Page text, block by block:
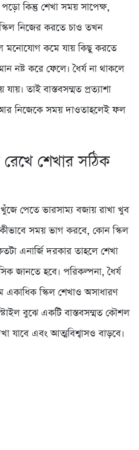
কিন্তু শেখা সময় সাপেক্ষ,
নিজের করতে চাও তখন
মনোযোগ কমে যায় কিছু করতে
নষ্ট করে ফেলে। ধৈর্য না থাকলে
তাই বাস্তবসম্মত প্রত্যাশা
নিজেকে সময় দাওতাহলেই ফল
শেখার সঠিক
পেতে ভারসাম্য বজায় রাখা খুব
সময় ভাগ করবে, কোন স্কিল
এনার্জি দরকার তাহলে শেখা
হবে। পরিকল্পনা, ধৈর্য
স্কিল শেখাও অসাধারণ
বুঝে একটি বাস্তবসম্মত কৌশল
যাবে এবং আত্মবিশ্বাসও বাড়বে।